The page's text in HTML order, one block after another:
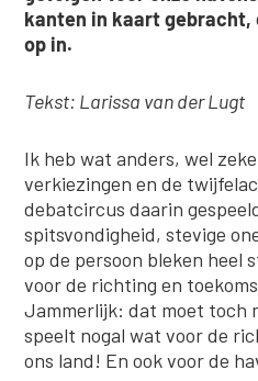
kanten in kaart gebracht,
op in.
Tekst: Larissa van der Lugt
Ik heb wat anders, wel
verkiezingen en de
debatcircus daarin
spitsvondigheid, stevige
op de persoon bleken heel
voor de richting en
Jammerlijk: dat moet toch
speelt nogal wat voor de
ons land! En ook voor de